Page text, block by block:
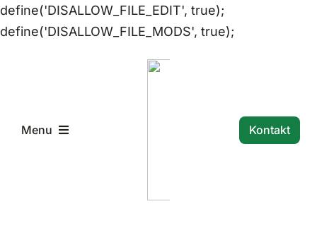
define('DISALLOW_FILE_EDIT', true);
define('DISALLOW_FILE_MODS', true);
Menu Kontakt